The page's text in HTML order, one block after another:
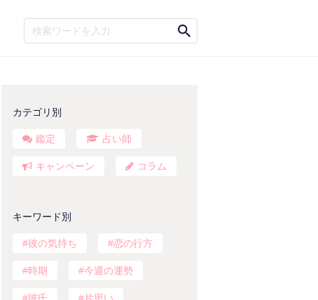
カテゴリ別
鑑定 占い師
キャンペーン コラム
キーワード別
彼の気持ち 恋の行方
時期 今週の運勢